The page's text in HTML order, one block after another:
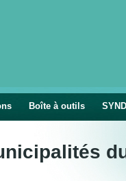
Boîte à outils